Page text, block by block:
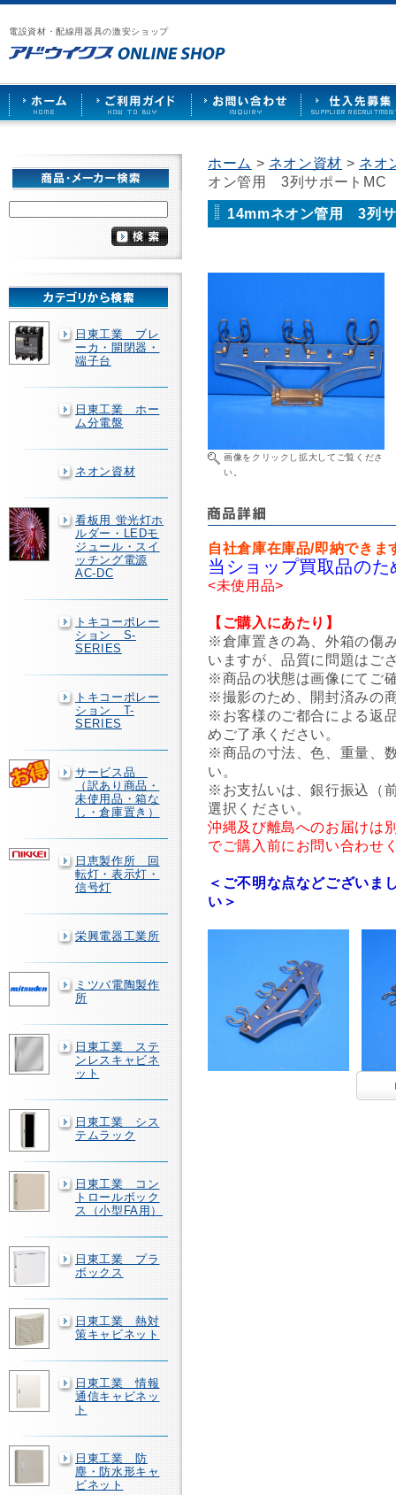
電設資材・配線用器具の激安ショップ
漏
電
ブ
レ
ー
カ
ー
や
照
ケ
ッ
ト
な
で
販
売
ア
ウ
イ
ス
HOME
ご
用
ガ
ド
お
い
合
せ
仕
先
募
日東工業 ブレ
ーカ・開閉器・
端子台
日東工業 ホー
ム分電盤
ネオン資材
看板用 蛍光灯ホ
ルダー・LEDモ
ジュール・スイ
ッチング電源
AC-DC
トキコーポレー
ション S-
SERIES
トキコーポレー
ション T-
SERIES
サービス品
（訳あり商品・
未使用品・箱な
し・倉庫置き）
日恵製作所 回
転灯・表示灯・
信号灯
栄興電器工業所
ミツバ電陶製作
所
日東工業 ステ
ンレスキャビネ
ット
日東工業 シス
テムラック
日東工業 コン
トロールボック
ス（小型FA用）
日東工業 プラ
ボックス
日東工業 熱対
策キャビネット
日東工業 情報
通信キャビネッ
ト
日東工業 防
塵・防水形キャ
ビネット
ホーム > ネオン資材 > ネオ
オン管用 3列サポート
14mmネオン管用 3列
画像をクリックし拡大してご覧くださ
い。
自社倉庫在庫品/即納できま
当ショップ買取品の
<未使用品>
【ご購入にあたり】
※倉庫置きの為、外箱の傷
いますが、品質に問題はご
※商品の状態は画像にてご
※撮影のため、開封済みの
※お客様のご都合による返
めご了承ください。
※商品の寸法、色、重量、
い。
※お支払いは、銀行振込（
選択ください。
沖縄及び離島へのお届けは
でご購入前にお問い合わせ
＜ご不明な点などございま
い＞